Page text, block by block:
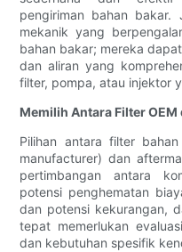
pengiriman bahan bakar.
mekanik yang
bahan bakar; mereka
dan aliran yang
filter, pompa, atau injektor
Memilih Antara Filter
Pilihan antara filter
manufacturer) dan
pertimbangan antara
potensi penghematan
dan potensi kekurangan,
tepat memerlukan
dan kebutuhan spesifik